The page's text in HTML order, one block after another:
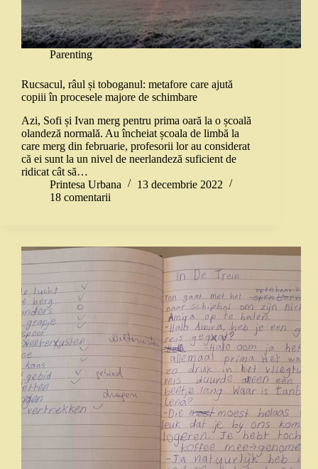
Parenting
Rucsacul, râul și toboganul: metafore care ajută
copiii în procesele majore de schimbare
Azi, Sofi și Ivan merg pentru prima oară la o școală
olandeză normală. Au încheiat școala de limbă la
care merg din februarie, profesorii lor au considerat
că ei sunt la un nivel de neerlandeză suficient de
ridicat cât să…
Printesa Urbana
13 decembrie 2022
18 comentarii